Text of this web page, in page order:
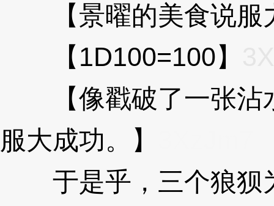
【景曜的美食说服
【1D100=100】
【像戳破了一张沾
服大成功。】
于是乎，三个狼狈